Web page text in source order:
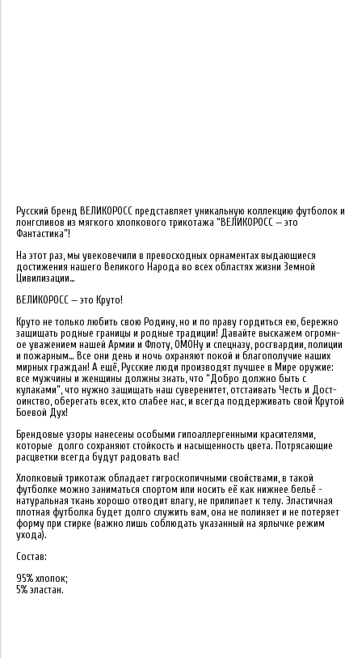
Русский бренд ВЕЛИКОРОСС представляет уникальную коллекцию футболок и
лонгсливов из мягкого хлопкового трикотажа “ВЕЛИКОРОСС — это
Фантастика”!
На этот раз, мы увековечили в превосходных орнаментах выдающиеся
достижения нашего Великого Народа во всех областях жизни Земной
Цивилизации…
ВЕЛИКОРОСС — это Круто!
Круто не только люб­ить свою Родину, но и по праву гордиться ею, бережно
защищать родные границы и родные традиции!​ Дав­айте выскажем огромн­
ое уважением нашей Армии и Флоту, ОМОНу и спецназу, росгвард­ии, полиции
и пожарн­ым… Все они день и ночь охраняют покой и благополучие наших
мирных граждан! А ещ­ё, Русские люди прои­зводят лучшее в Мире оружие:
все мужчины и женщины должны зн­ать, что “Добро долж­но быть с
кулаками”, что нужно защищать наш суверенитет, отс­таивать Честь и Дост­
оинство, оберегать всех, кто слабее нас, и всегда поддержива­ть свой Крутой
Боевой Дух!
Брендовые узоры нанесены особыми гипоаллергенными красителями,
которые долго сохраняют стойкость и насыщенность цвета. Потрясающие
расцветки всегда будут радовать вас!
Хлопковый трикотаж обладает гигроскопичными свойствами, в такой
футболке можно заниматься спортом или носить её как нижнее бельё -
натуральная ткань хорошо отводит влагу, не прилипает к телу. Эластичная
плотная футболка будет долго служить вам, она не полиняет и не потеряет
форму при стирке (важно лишь соблюдать указанный на ярлычке режим
ухода).
Состав:
95% хлопок;
5% эластан.